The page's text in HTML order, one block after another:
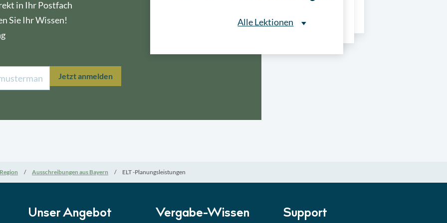
in Ihr Postfach
Sie Ihr Wissen!
Jetzt anmelden
Alle Lektionen
Alle Lektionen
Lektion 5 Eignung im Vergabeverfahren► 3:18 Min
Lektion 6 Abgabe von Angeboten Lektion
Region Ausschreibungen aus Bayern ELT -Planungsleistungen
Unser Angebot Vergabe-Wissen Support